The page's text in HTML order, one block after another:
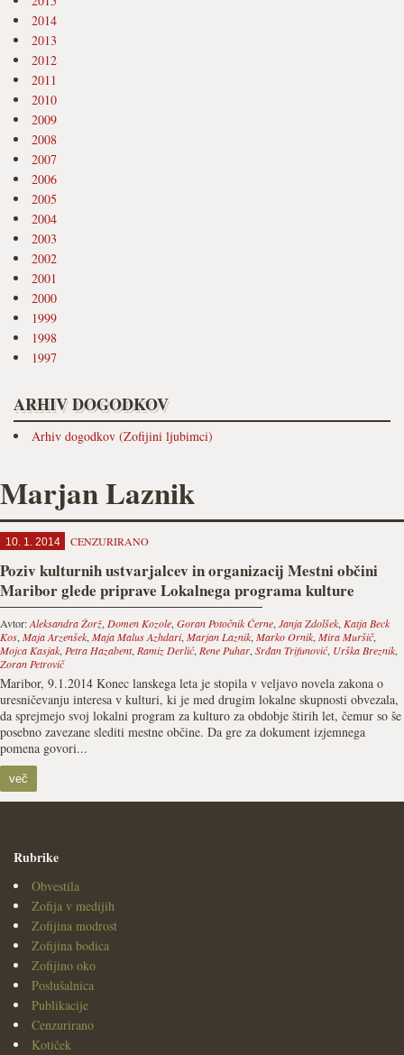
2014
2013
2012
2011
2010
2009
2008
2007
2006
2005
2004
2003
2002
2001
2000
1999
1998
1997
ARHIV DOGODKOV
Arhiv dogodkov (Zofijini ljubimci)
Marjan Laznik
10. 1. 2014 CENZURIRANO
Poziv kulturnih ustvarjalcev in organizacij Mestni občini
Maribor glede priprave Lokalnega programa kulture
Avtor:Aleksandra Žorž, Domen Kozole, Goran Potočnik Černe, Janja Zdolšek, Katja Beck
Kos, Maja Arzenšek, Maja Malus Azhdari, Marjan Laznik, Marko Ornik, Mira Muršič,
Mojca Kasjak, Petra Hazabent, Ramiz Derlić, Rene Puhar, Srđan Trifunović, Urška Breznik,
Zoran Petrovič
Maribor, 9.1.2014 Konec lanskega leta je stopila v veljavo novela zakona o
uresničevanju interesa v kulturi, ki je med drugim lokalne skupnosti obvezala,
da sprejmejo svoj lokalni program za kulturo za obdobje štirih let, čemur so še
posebno zavezane slediti mestne občine. Da gre za dokument izjemnega
pomena govori...
več
Rubrike
Obvestila
Zofija v medijih
Zofijina modrost
Zofijina bodica
Zofijino oko
Poslušalnica
Publikacije
Cenzurirano
Kotiček